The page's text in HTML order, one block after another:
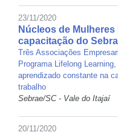
23/11/2020
Núcleos de
capacitação do
Três Associações
Programa Lifelong
aprendizado constante na
trabalho
Sebrae/SC - Vale do Itajaí
20/11/2020